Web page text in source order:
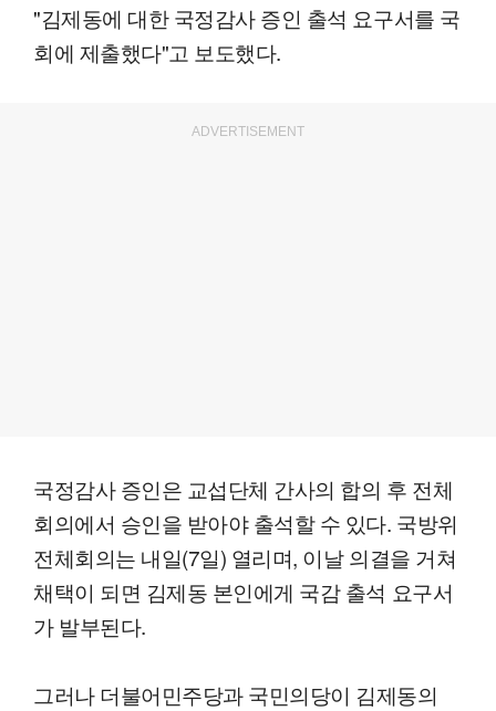
"김제동에 대한 국정감사 증인 출석 요구서를 국
회에 제출했다"고 보도했다.
ADVERTISEMENT
국정감사 증인은 교섭단체 간사의 합의 후 전체
회의에서 승인을 받아야 출석할 수 있다. 국방위
전체회의는 내일(7일) 열리며, 이날 의결을 거쳐
채택이 되면 김제동 본인에게 국감 출석 요구서
가 발부된다.
그러나 더불어민주당과 국민의당이 김제동의